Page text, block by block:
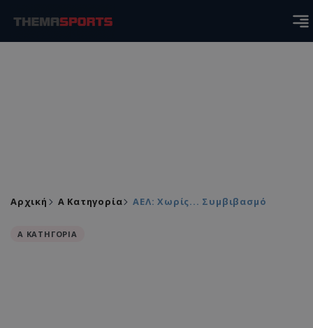
Αρχική Α Κατηγορία ΑΕΛ: Χωρίς... Συμβιβασμό
Α ΚΑΤΗΓΟΡΙΑ